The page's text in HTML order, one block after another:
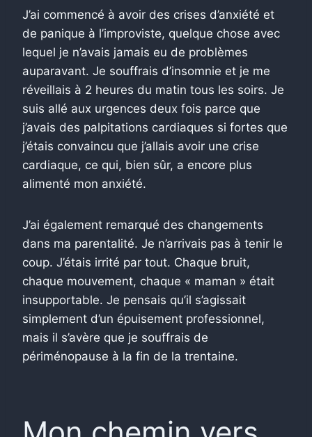
J’ai commencé à avoir des crises d’anxiété et
de panique à l’improviste, quelque chose avec
lequel je n’avais jamais eu de problèmes
auparavant. Je souffrais d’insomnie et je me
réveillais à 2 heures du matin tous les soirs. Je
suis allé aux urgences deux fois parce que
j’avais des palpitations cardiaques si fortes que
j’étais convaincu que j’allais avoir une crise
cardiaque, ce qui, bien sûr, a encore plus
alimenté mon anxiété.
J’ai également remarqué des changements
dans ma parentalité. Je n’arrivais pas à tenir le
coup. J’étais irrité par tout. Chaque bruit,
chaque mouvement, chaque « maman » était
insupportable. Je pensais qu’il s’agissait
simplement d’un épuisement professionnel,
mais il s’avère que je souffrais de
périménopause à la fin de la trentaine.